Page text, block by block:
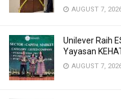
AUGUST 7,
Unilever Raih
Yayasan
AUGUST 7,